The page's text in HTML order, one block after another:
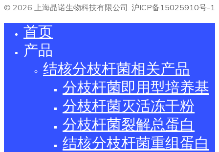
© 2026 上海晶诺生物科技有限公司. 沪ICP备15025910号-1
首页
产品
结核分枝杆菌相关产品
分枝杆菌即用型培养基
分枝杆菌灭活冻干粉
分枝杆菌裂解总蛋白
结核分枝杆菌重组蛋白